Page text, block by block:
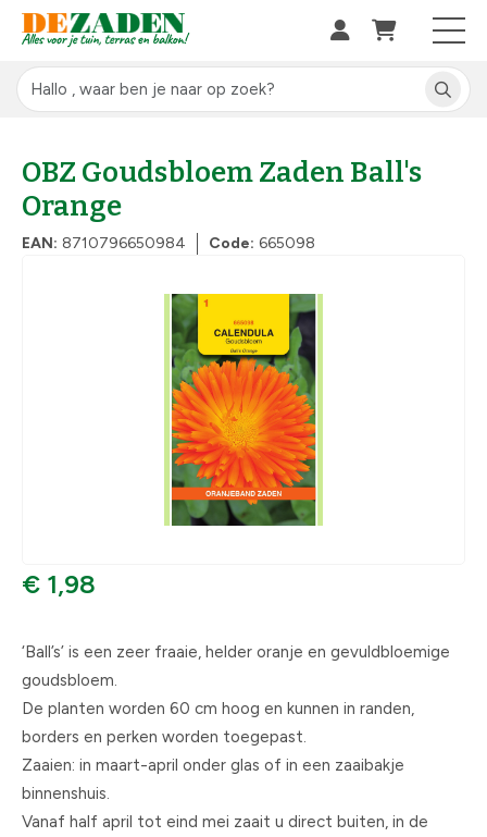
OBZ Goudsbloem Zaden Ball's
Orange
EAN: 8710796650984 Code: 665098
€ 1,98
‘Ball’s’ is een zeer fraaie, helder oranje en gevuldbloemige
goudsbloem.
De planten worden 60 cm hoog en kunnen in randen,
borders en perken worden toegepast.
Zaaien: in maart-april onder glas of in een zaaibakje
binnenshuis.
Vanaf half april tot eind mei zaait u direct buiten, in de